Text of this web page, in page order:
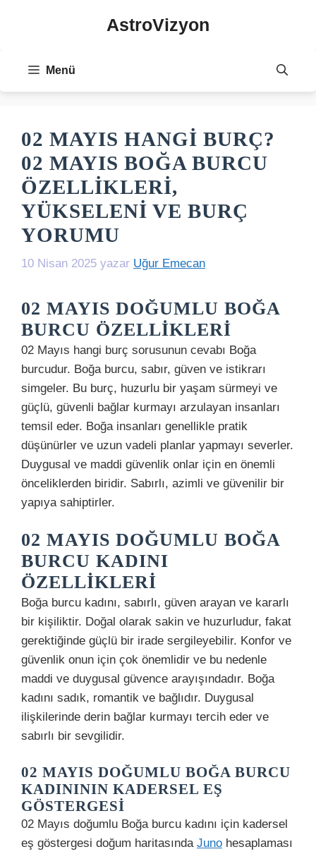
AstroVizyon
Menü
02 MAYIS HANGI BURÇ?
02 MAYIS BOĞA BURCU
ÖZELLIKLERI,
YÜKSELENI VE BURÇ
YORUMU
10 Nisan 2025 yazar Uğur Emecan
02 MAYIS DOĞUMLU BOĞA
BURCU ÖZELLIKLERI
02 Mayıs hangi burç sorusunun cevabı Boğa
burcudur. Boğa burcu, sabır, güven ve istikrarı
simgeler. Bu burç, huzurlu bir yaşam sürmeyi ve
güçlü, güvenli bağlar kurmayı arzulayan insanları
temsil eder. Boğa insanları genellikle pratik
düşünürler ve uzun vadeli planlar yapmayı severler.
Duygusal ve maddi güvenlik onlar için en önemli
önceliklerden biridir. Sabırlı, azimli ve güvenilir bir
yapıya sahiptirler.
02 MAYIS DOĞUMLU BOĞA
BURCU KADINI
ÖZELLIKLERI
Boğa burcu kadını, sabırlı, güven arayan ve kararlı
bir kişiliktir. Doğal olarak sakin ve huzurludur, fakat
gerektiğinde güçlü bir irade sergileyebilir. Konfor ve
güvenlik onun için çok önemlidir ve bu nedenle
maddi ve duygusal güvence arayışındadır. Boğa
kadını sadık, romantik ve bağlıdır. Duygusal
ilişkilerinde derin bağlar kurmayı tercih eder ve
sabırlı bir sevgilidir.
02 MAYIS DOĞUMLU BOĞA BURCU
KADINININ KADERSEL EŞ
GÖSTERGESI
02 Mayıs doğumlu Boğa burcu kadını için kadersel
eş göstergesi doğum haritasında Juno hesaplaması